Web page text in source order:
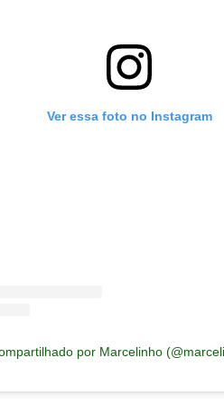
Ver essa foto no Instagram
por Marcelinho